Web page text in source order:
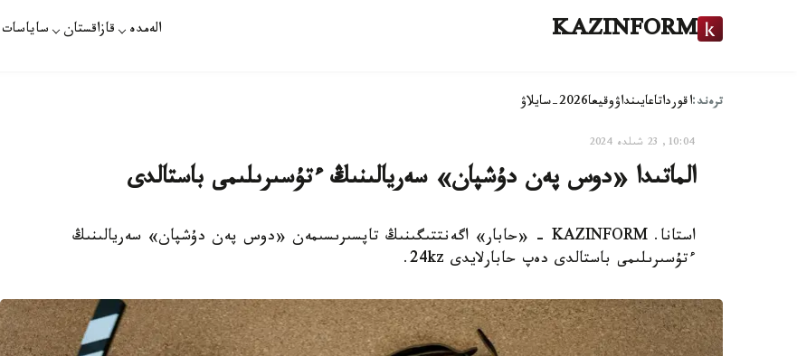
KAZINFORM الەمدە قازاقستان ساياسات
ترەند:اقورداتاعايىنداۋوقيعا2026-سايلاۋ
10:04, 23 شىلدە 2024
الماتىدا «دوس پەن دۇشپان» سەريالىنىڭ ءتۇسىرىلىمى باستالدى
استانا. KAZINFORM - «حابار» اگەنتتىگىنىڭ تاپسىرىسىمەن «دوس پەن دۇشپان» سەريالىنىڭ
ءتۇسىرىلىمى باستالدى دەپ حابارلايدى 24kz.